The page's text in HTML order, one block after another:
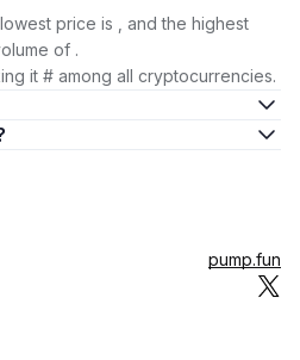
price is , and the highest
of .
it # among all cryptocurrencies.
pump.fun